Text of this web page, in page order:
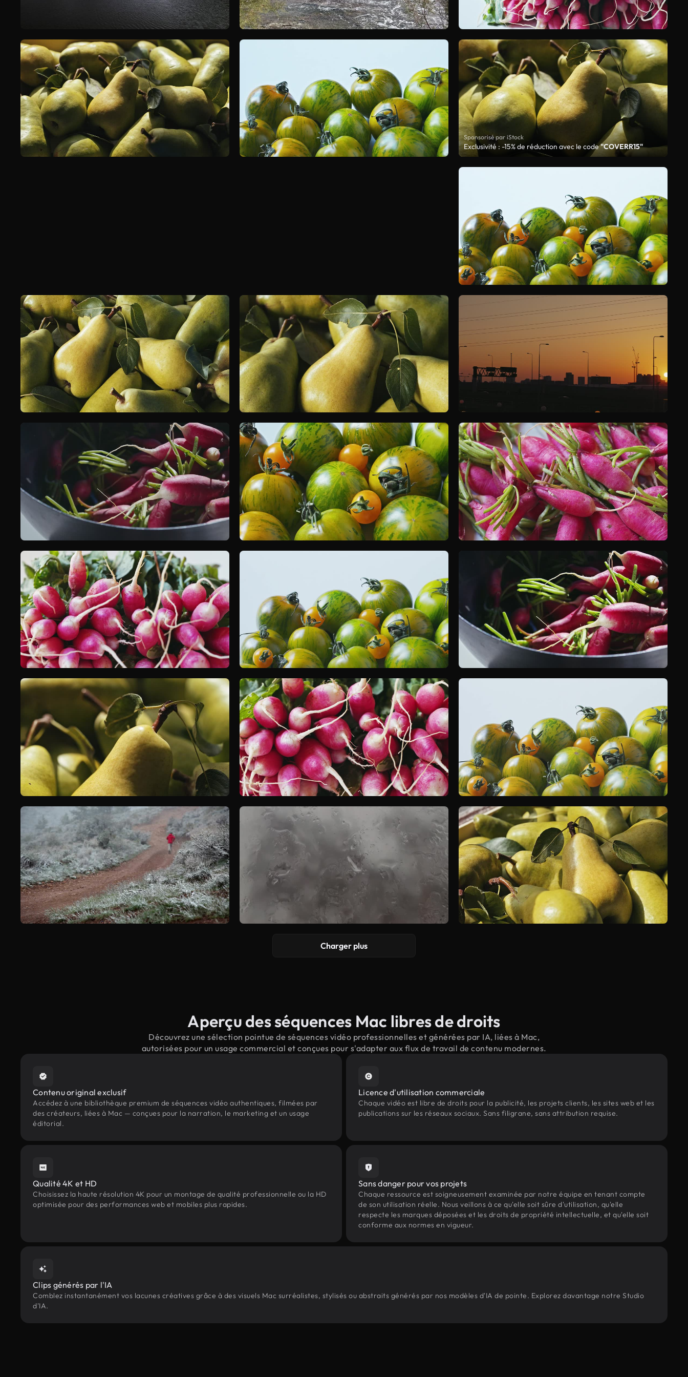
Sponsorisé par iStock
Exclusivité : -15% de réduction avec le code"COVERR15"
Charger plus
Aperçu des séquences Mac libres de droits
Découvrez une sélection pointue de séquences vidéo professionnelles et générées par IA, liées à Mac,
autorisées pour un usage commercial et conçues pour s'adapter aux flux de travail de contenu modernes.
Contenu original exclusif
Accédez à une bibliothèque premium de séquences vidéo authentiques, filmées par
des créateurs, liées à Mac — conçues pour la narration, le marketing et un usage
éditorial.
Licence d'utilisation commerciale
Chaque vidéo est libre de droits pour la publicité, les projets clients, les sites web et les
publications sur les réseaux sociaux. Sans filigrane, sans attribution requise.
Qualité 4K et HD
Choisissez la haute résolution 4K pour un montage de qualité professionnelle ou la HD
optimisée pour des performances web et mobiles plus rapides.
Sans danger pour vos projets
Chaque ressource est soigneusement examinée par notre équipe en tenant compte
de son utilisation réelle. Nous veillons à ce qu'elle soit sûre d'utilisation, qu'elle
respecte les marques déposées et les droits de propriété intellectuelle, et qu'elle soit
conforme aux normes en vigueur.
Clips générés par l'IA
Comblez instantanément vos lacunes créatives grâce à des visuels Mac surréalistes, stylisés ou abstraits générés par nos modèles d'IA de pointe. Explorez davantage notre Studio
d'IA.